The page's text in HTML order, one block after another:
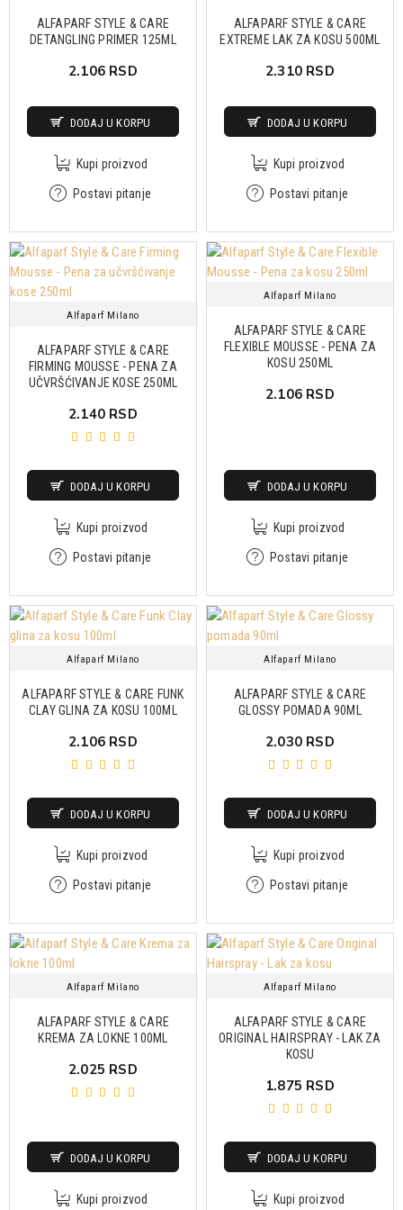
blagim formulama i aktivnim zaštitnim komponentama.
Mat ili sjaj
U zavisnosti od toga da li želite da naglasite sjaj kose ili njenu teksturu
sprej za sjajsa antifriz efektom ili sprej za teksturu i volumen sa
pojedine delove frizure. U oba slučaja treba biti oprezan sa količinom
koja se nanosi da bi sjaj ili tekstura bili tek akcentovani.
Bellissima Shop, koju možete poručiti preko našeg sajta.
ALFAPARF STYLE & CARE
DETANGLING PRIMER 125ML
2.106 RSD
DODAJ U KORPU
Kupi proizvod
Postavi pitanje
ALFAPARF STYLE & CARE
EXTREME LAK ZA KOSU 500ML
2.310 RSD
DODAJ U KORPU
Kupi proizvod
Postavi pitanje
Alfaparf Milano
ALFAPARF STYLE & CARE
FIRMING MOUSSE - PENA ZA
UČVRŠĆIVANJE KOSE 250ML
2.140 RSD
DODAJ U KORPU
Kupi proizvod
Postavi pitanje
Alfaparf Milano
ALFAPARF STYLE & CARE
FLEXIBLE MOUSSE - PENA ZA
KOSU 250ML
2.106 RSD
DODAJ U KORPU
Kupi proizvod
Postavi pitanje
Alfaparf Milano
ALFAPARF STYLE & CARE FUNK
CLAY GLINA ZA KOSU 100ML
2.106 RSD
DODAJ U KORPU
Kupi proizvod
Postavi pitanje
Alfaparf Milano
ALFAPARF STYLE & CARE
GLOSSY POMADA 90ML
2.030 RSD
DODAJ U KORPU
Kupi proizvod
Postavi pitanje
Alfaparf Milano
ALFAPARF STYLE & CARE
KREMA ZA LOKNE 100ML
2.025 RSD
DODAJ U KORPU
Kupi proizvod
Alfaparf Milano
ALFAPARF STYLE & CARE
ORIGINAL HAIRSPRAY - LAK ZA
KOSU
1.875 RSD
DODAJ U KORPU
Kupi proizvod